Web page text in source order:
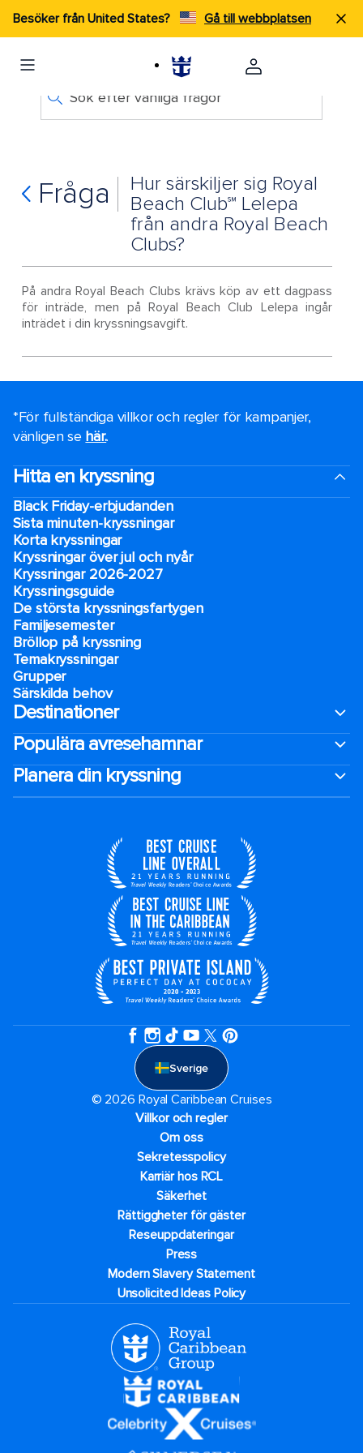
Besöker från United States? Gå till webbplatsen
Sök efter vanliga frågor
Fråga
Hur särskiljer sig Royal
Beach Club℠ Lelepa
från andra Royal Beach
Clubs?
På andra Royal Beach Clubs krävs köp av ett dagpass
för inträde, men på Royal Beach Club Lelepa ingår
inträdet i din kryssningsavgift.
*För fullständiga villkor och regler för kampanjer,
vänligen se här..
Hitta en kryssning
Black Friday-erbjudanden
Sista minuten-kryssningar
Korta kryssningar
Kryssningar över jul och nyår
Kryssningar 2026-2027
Kryssningsguide
De största kryssningsfartygen
Familjesemester
Bröllop på kryssning
Temakryssningar
Grupper
Särskilda behov
Destinationer
Populära avresehamnar
Planera din kryssning
Sverige
© 2026 Royal Caribbean Cruises
Villkor och regler
Om oss
Sekretesspolicy
Karriär hos RCL
Säkerhet
Rättiggheter för gäster
Reseuppdateringar​
Press
Modern Slavery Statement
Unsolicited Ideas Policy